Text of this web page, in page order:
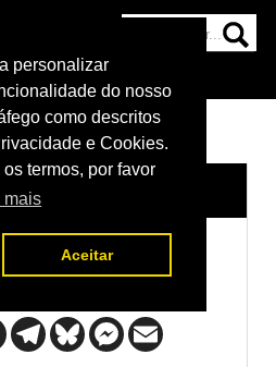
personalizar
do nosso
como descritos
e Cookies.
termos, por favor
mais
Aceitar
/